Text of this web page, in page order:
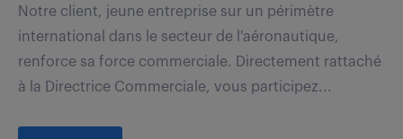
Notre client, jeune entreprise sur un périmètre
international dans le secteur de l'aéronautique,
renforce sa force commerciale. Directement rattaché
à la Directrice Commerciale, vous participez...